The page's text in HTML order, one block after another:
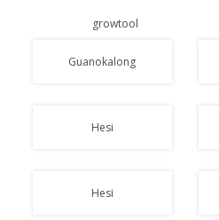
growtool
Guanokalong
Hesi
Hesi